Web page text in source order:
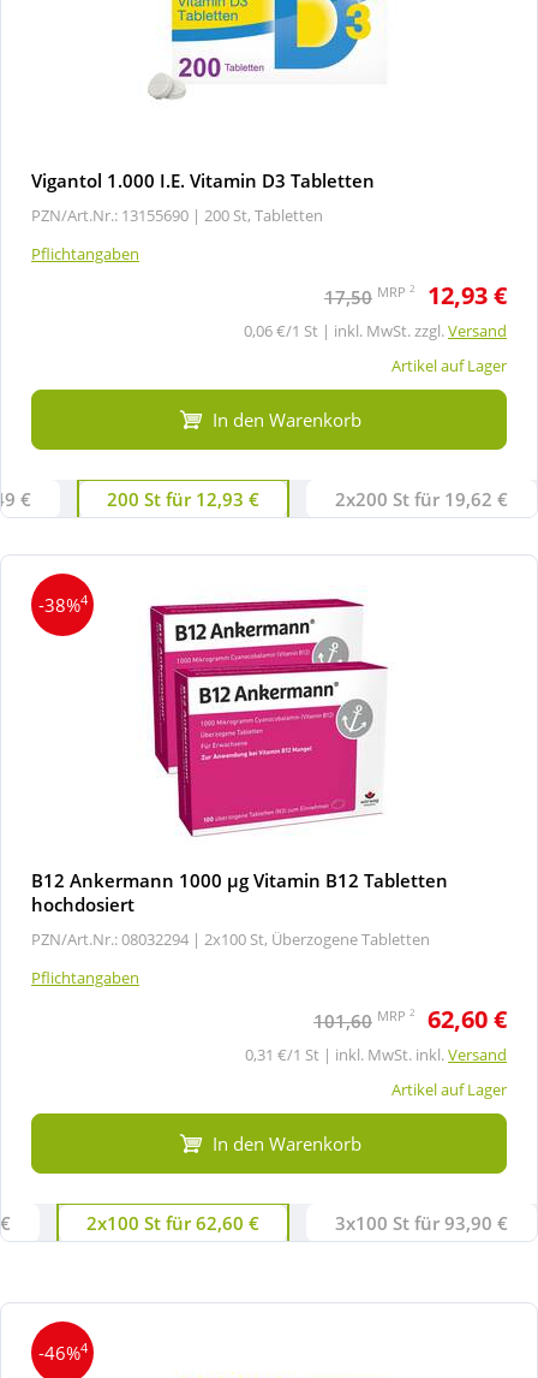
Vigantol 1.000 I.E. Vitamin D3 Tabletten
PZN/Art.Nr.: 13155690 | 200 St, Tabletten
Pflichtangaben
17,50 MRP 2 12,93 €
0,06 €/1 St | inkl. MwSt. zzgl.Versand
Artikel auf Lager
In den Warenkorb
€ 200 St für 12,93 € 2x200 St für 19,62 €
-38%4
B12 Ankermann 1000 µg Vitamin B12 Tabletten
hochdosiert
PZN/Art.Nr.: 08032294 | 2x100 St, Überzogene Tabletten
Pflichtangaben
101,60 MRP 2 62,60 €
0,31 €/1 St | inkl. MwSt. inkl.Versand
Artikel auf Lager
In den Warenkorb
2x100 St für 62,60 € 3x100 St für 93,90 €
-46%4